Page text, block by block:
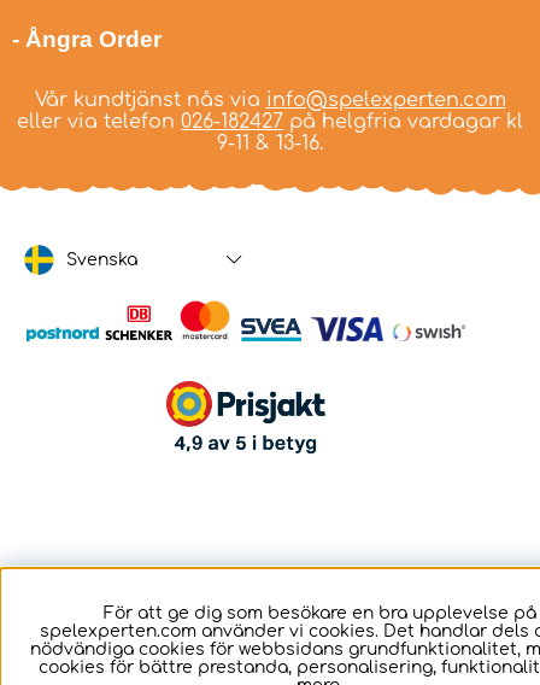
- Ångra Order
Vår kundtjänst nås via info@spelexperten.com
eller via telefon 026-182427 på helgfria vardagar kl
9-11 & 13-16.
Svenska
För att ge dig som besökare en bra upplevelse på
spelexperten.com använder vi cookies. Det handlar dels
nödvändiga cookies för webbsidans grundfunktionalitet,
cookies för bättre prestanda, personalisering,